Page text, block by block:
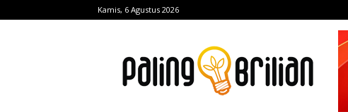
Kamis, 6 Agustus 2026
Paling
Brilian